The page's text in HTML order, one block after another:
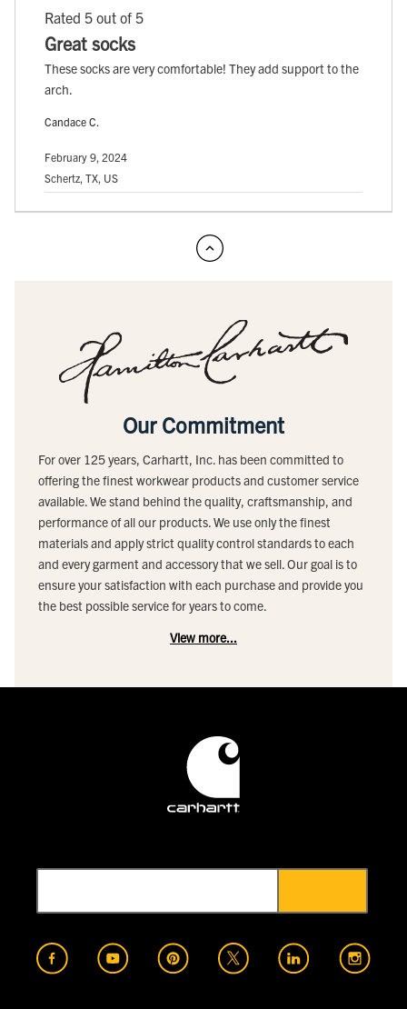
Rated 5 out of 5
Great socks
These socks are very comfortable! They add support to the
arch.
Candace C.
February 9, 2024
Schertz, TX, US
Our Commitment
For over 125 years, Carhartt, Inc. has been committed to
offering the finest workwear products and customer service
available. We stand behind the quality, craftsmanship, and
performance of all our products. We use only the finest
materials and apply strict quality control standards to each
and every garment and accessory that we sell. Our goal is to
ensure your satisfaction with each purchase and provide you
the best possible service for years to come.
View more...